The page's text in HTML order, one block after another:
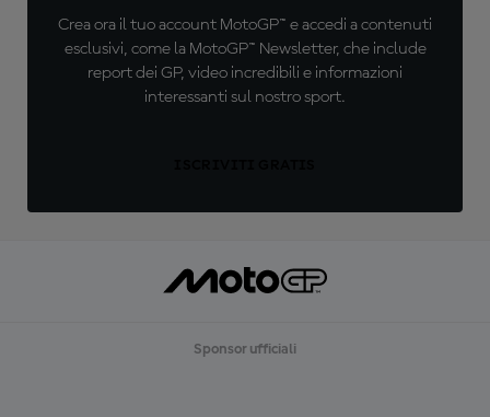
Crea ora il tuo account MotoGP™ e accedi a contenuti
esclusivi, come la MotoGP™ Newsletter, che include
report dei GP, video incredibili e informazioni
interessanti sul nostro sport.
Sponsor ufficiali